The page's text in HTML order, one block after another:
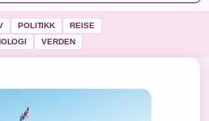
POLITIKK
REISE
VERDEN